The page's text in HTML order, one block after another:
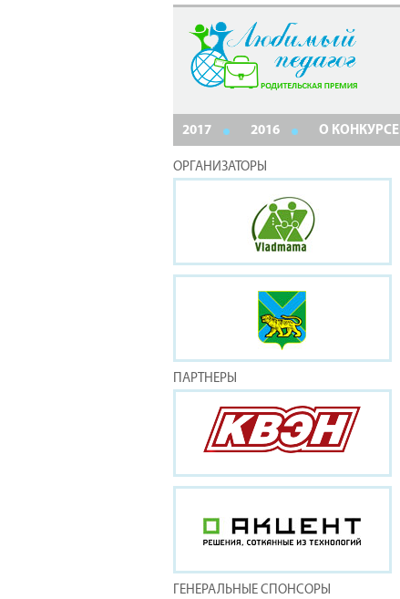
2017 2016 О КОНКУРСЕ
ОРГАНИЗАТОРЫ
ПАРТНЕРЫ
ГЕНЕРАЛЬНЫЕ СПОНСОРЫ